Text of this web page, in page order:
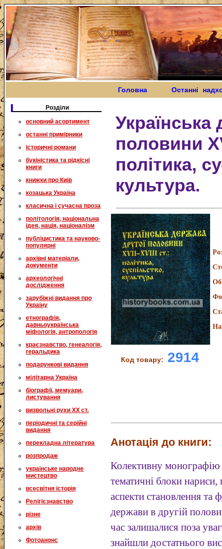
Головна Останні
Розділи
основний асортимент
останні примірники
історичні романи
букіністика та рідкісні
книги
книжки про Київ
козацька Україна
класична і сучасна проза
політологія, національна
ідея, нація, націоналізм
публіцистика та науково-
популярні
архівні матеріали,
документи
археологічні
дослідження
зарубіжні видання про
Україну
етнографія,
давньоукраїнська
міфологія, антропологія
краєзнавство, генеалогія,
геральдика
подарункові видання
мілітарна Україна
біографії, мемуари,
листування
визвольні рухи XX ст.
періодичні та серійні
видання
перекладна література
розпродаж
українське народне
мистецтво
всесвітня історія
Релігієзнавство
різне
архів
Фотоанонс
Українська
половини
політика,
культура.
Код товару: 2914
Анотація до книги:
Колективну монографію
тематичні блоки нариси,
аспекти становлення та
держави в другій
час залишалися поза
знайшли достатнього